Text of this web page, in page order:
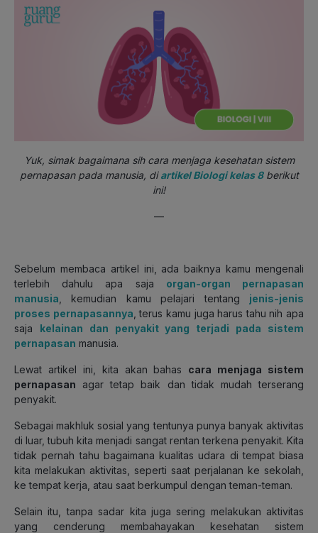
Yuk, simak bagaimana sih cara menjaga kesehatan sistem
pernapasan pada manusia, diartikel Biologi kelas 8berikut
ini!
—
Sebelum membaca artikel ini, ada baiknya kamu mengenali
terlebih dahulu apa saja organ-organ pernapasan
manusia , kemudian kamu pelajari tentang jenis-jenis
proses pernapasannya , terus kamu juga harus tahu nih apa
saja kelainan dan penyakit yang terjadi pada sistem
pernapasan manusia.
Lewat artikel ini, kita akan bahas cara menjaga sistem
pernapasan agar tetap baik dan tidak mudah terserang
penyakit.
Sebagai makhluk sosial yang tentunya punya banyak aktivitas
di luar, tubuh kita menjadi sangat rentan terkena penyakit. Kita
tidak pernah tahu bagaimana kualitas udara di tempat biasa
kita melakukan aktivitas, seperti saat perjalanan ke sekolah,
ke tempat kerja, atau saat berkumpul dengan teman-teman.
Selain itu, tanpa sadar kita juga sering melakukan aktivitas
yang cenderung membahayakan kesehatan sistem